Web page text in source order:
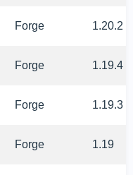
Forge 1.20.2
Forge 1.19.4
Forge 1.19.3
Forge 1.19